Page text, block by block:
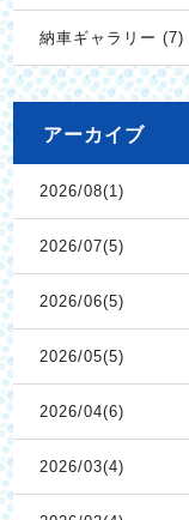
納車ギャラリー (7)
アーカイブ
2026/08(1)
2026/07(5)
2026/06(5)
2026/05(5)
2026/04(6)
2026/03(4)